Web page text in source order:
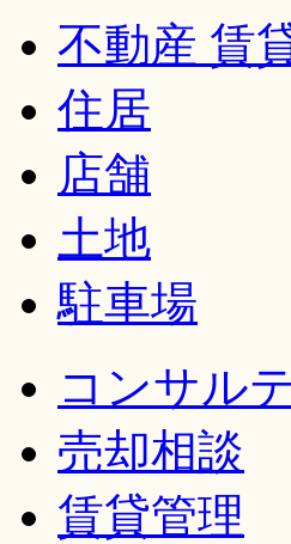
不動産 賃
住居
店舗
土地
駐車場
コンサル
売却相談
賃貸管理